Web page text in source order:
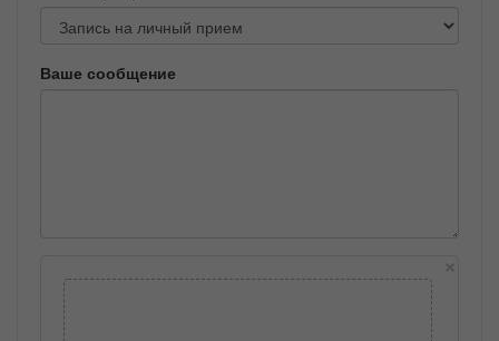
Ваше сообщение